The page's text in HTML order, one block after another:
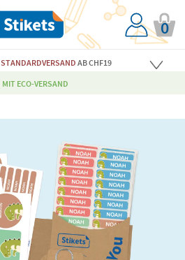
0
STANDARDVERSAND AB CHF19
MIT ECO-VERSAND